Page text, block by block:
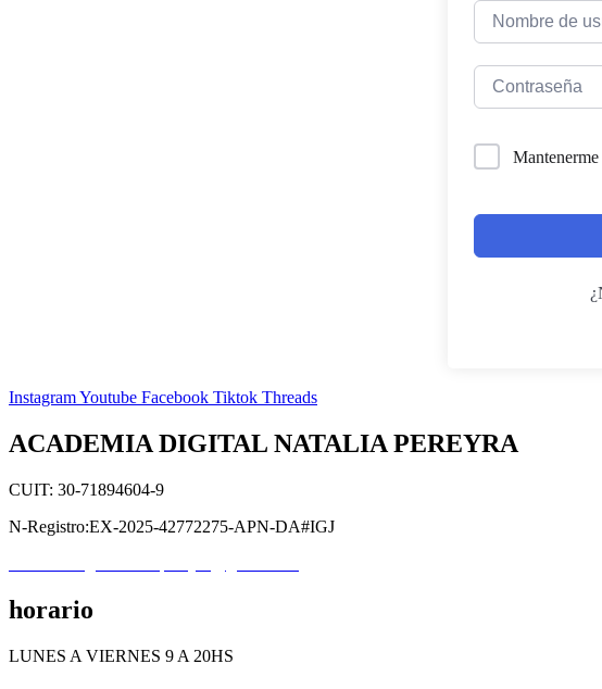
InstagramYoutube Facebook Tiktok Threads
ACADEMIA DIGITAL NATALIA PEREYRA
CUIT: 30-71894604-9
N-Registro:EX-2025-42772275-APN-DA#IGJ
horario
LUNES A VIERNES 9 A 20HS